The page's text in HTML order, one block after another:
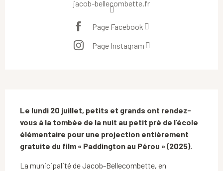
jacob-bellecombette.fr
Page Facebook
Page Instagram
Le lundi 20 juillet, petits et grands ont rendez-
vous à la tombée de la nuit au petit pré de l’école
élémentaire pour une projection entièrement
gratuite du film « Paddington au Pérou » (2025).
La municipalité de Jacob-Bellecombette, en